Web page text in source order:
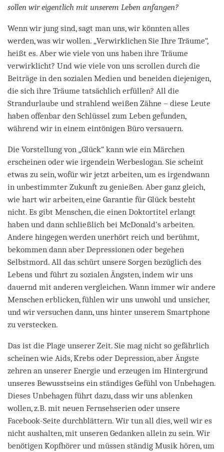
sollen wir eigentlich mit unserem Leben anfangen?
Wenn wir jung sind, sagt man uns, wir könnten alles
werden, was wir wollen. „Verwirklichen Sie Ihre Träume“,
heißt es. Aber wie viele von uns haben ihre Träume
verwirklicht? Und wie viele von uns scrollen durch die
Beiträge in den sozialen Medien und beneiden diejenigen,
die sich ihre Träume tatsächlich erfüllen? All die
Strandurlaube und strahlend weißen Zähne – diese Leute
haben offenbar den Schlüssel zum Leben gefunden,
während wir in einem eintönigen Büro versauern.
Die Vorstellung von „Glück“ kann wie ein Märchen
erscheinen oder wie irgendein Werbeslogan. Sie scheint
etwas zu sein, wofür wir jetzt arbeiten, um es irgendwann
in unbestimmter Zukunft zu genießen. Aber ganz gleich,
wie hart wir arbeiten, eine Garantie für Glück besteht
nicht. Es gibt Menschen, die einen Doktortitel erlangt
haben und dann schließlich bei McDonald‘s arbeiten.
Andere hingegen werden unerhört reich und berühmt,
bekommen dann aber Depressionen oder begehen
Selbstmord. All das schürt unsere Sorgen bezüglich des
Lebens und führt zu sozialen Ängsten, indem wir uns
dauernd mit anderen vergleichen. Wann immer wir andere
Menschen erblicken, fühlen wir uns unwohl und unsicher,
und wir versuchen dann, uns hinter unserem Smartphone
zu verstecken.
Das ist die Plage unserer Zeit. Sie mag nicht so gefährlich
scheinen wie Aids, Krebs oder Depression, aber Ängste
zehren an unserer Energie und erzeugen im Hintergrund
unseres Bewusstseins ein ständiges Gefühl von Unbehagen.
Dieses Unbehagen führt dazu, dass wir uns ablenken
wollen, z.B. mit neuen Fernsehserien oder unsere
Facebook-Seite durchblättern. Wir tun all dies, weil wir es
nicht aushalten, mit unseren Gedanken allein zu sein. Wir
benötigen Kopfhörer und müssen ständig Musik hören, um